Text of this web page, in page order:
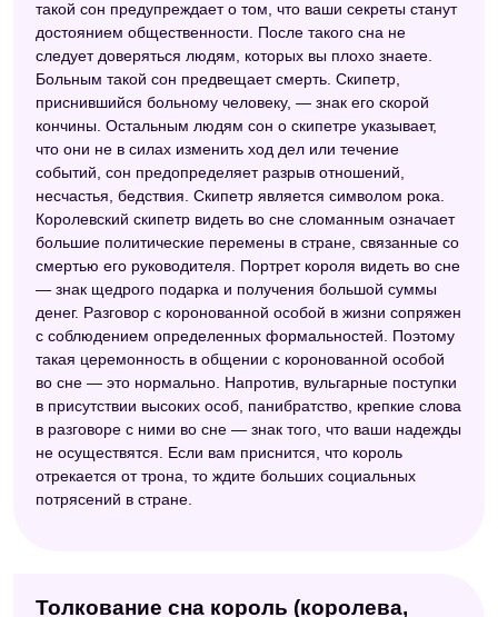
такой сон предупреждает о том, что ваши секреты станут
достоянием общественности. После такого сна не
следует доверяться людям, которых вы плохо знаете.
Больным такой сон предвещает смерть. Скипетр,
приснившийся больному человеку, — знак его скорой
кончины. Остальным людям сон о скипетре указывает,
что они не в силах изменить ход дел или течение
событий, сон предопределяет разрыв отношений,
несчастья, бедствия. Скипетр является символом рока.
Королевский скипетр видеть во сне сломанным означает
большие политические перемены в стране, связанные со
смертью его руководителя. Портрет короля видеть во сне
— знак щедрого подарка и получения большой суммы
денег. Разговор с коронованной особой в жизни сопряжен
с соблюдением определенных формальностей. Поэтому
такая церемонность в общении с коронованной особой
во сне — это нормально. Напротив, вульгарные поступки
в присутствии высоких особ, панибратство, крепкие слова
в разговоре с ними во сне — знак того, что ваши надежды
не осуществятся. Если вам приснится, что король
отрекается от трона, то ждите больших социальных
потрясений в стране.
Толкование сна король (королева,